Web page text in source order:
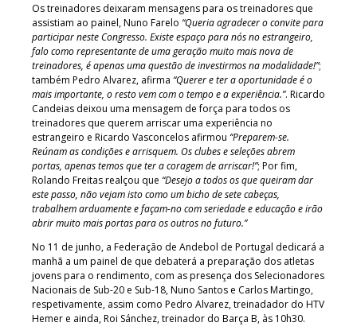
Os treinadores deixaram mensagens para os treinadores que
assistiam ao painel, Nuno Farelo “Queria agradecer o convite para
participar neste Congresso. Existe espaço para nós no estrangeiro,
falo como representante de uma geração muito mais nova de
treinadores, é apenas uma questão de investirmos na modalidade!”;
também Pedro Alvarez, afirma “Querer e ter a oportunidade é o
mais importante, o resto vem com o tempo e a experiência.”. Ricardo
Candeias deixou uma mensagem de força para todos os
treinadores que querem arriscar uma experiência no
estrangeiro e Ricardo Vasconcelos afirmou “Preparem-se.
Reúnam as condições e arrisquem. Os clubes e seleções abrem
portas, apenas temos que ter a coragem de arriscar!”; Por fim,
Rolando Freitas realçou que “Desejo a todos os que queiram dar
este passo, não vejam isto como um bicho de sete cabeças,
trabalhem arduamente e façam-no com seriedade e educação e irão
abrir muito mais portas para os outros no futuro.”
No 11 de junho, a Federação de Andebol de Portugal dedicará a
manhã a um painel de que debaterá a preparação dos atletas
jovens para o rendimento, com as presença dos Selecionadores
Nacionais de Sub-20 e Sub-18, Nuno Santos e Carlos Martingo,
respetivamente, assim como Pedro Alvarez, treinadador do HTV
Hemer e ainda, Roi Sánchez, treinador do Barça B, às 10h30.